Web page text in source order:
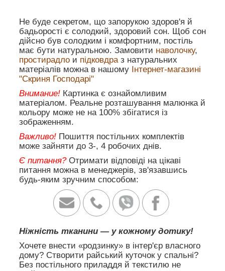
Не буде секретом, що запорукою здоров'я й
бадьорості є солодкий, здоровий сон. Щоб сон
дійсно був солодким і комфортним, постіль
має бути натуральною. Замовити наволочку,
простирадло и підковдраз натуральних
матеріалів можна в нашому Інтернет-магазині
"Скриня Господарі"
Внимание! Картинка є ознайомливим
матеріалом. Реальне розташування малюнка й
кольору може не на 100% збігатися із
зображенням.
Важливо! Пошиття постільних комплектів
може зайняти до 3-, 4 робочих днів.
Є питання?Отримати відповіді на цікаві
питання можна в менеджерів, зв'язавшись
будь-яким зручним способом:
Ніжність тканини — у кожному дотику!
Хочете внести «родзинку» в інтер'єр власного
дому? Створити райський куточок у спальні?
Без постільного приладдя й текстилю не